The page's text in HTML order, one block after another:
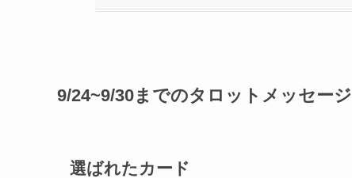
9/24~9/30までのタロットメッセージ
選ばれたカード